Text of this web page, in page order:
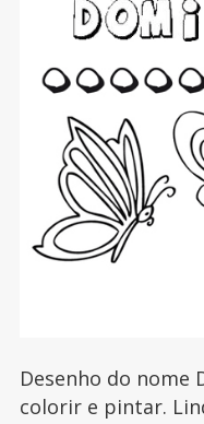
Desenho do
colorir e pintar.